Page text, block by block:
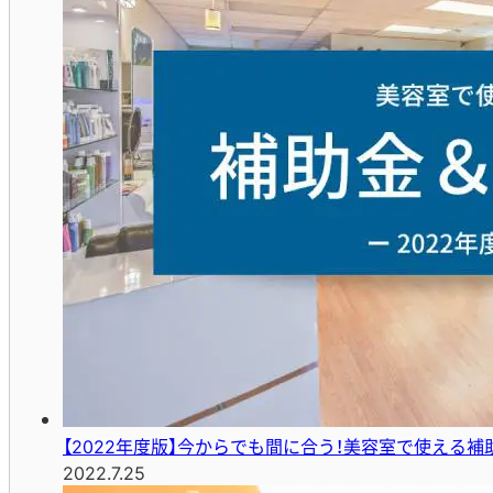
【2022年度版】今からでも間に合う！美容室で使える
2022.7.25